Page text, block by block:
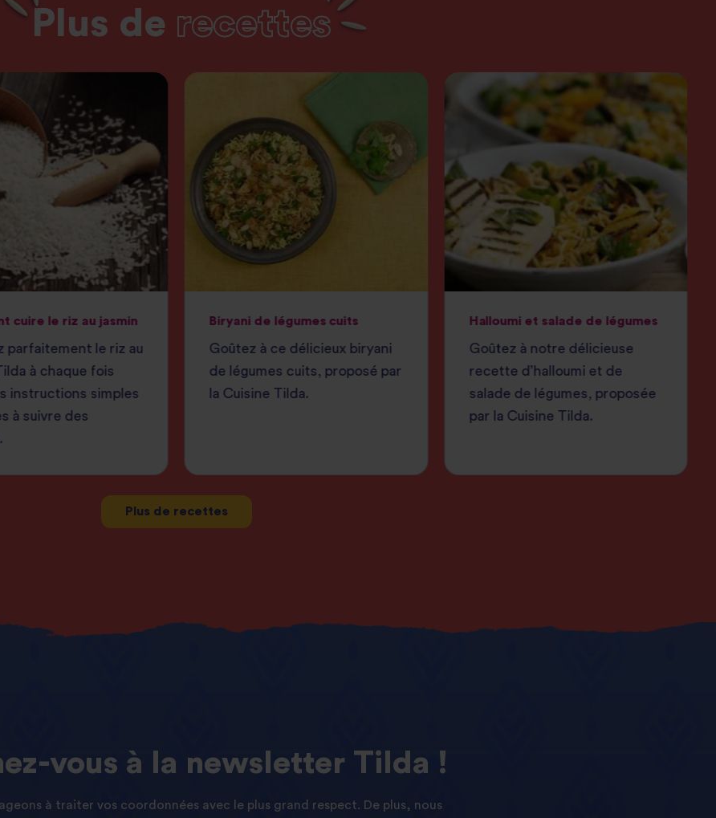
Plus de recettes
cuire le riz au jasmin
parfaitement le riz au
à chaque fois
instructions simples
à suivre des
Biryani de légumes cuits
Goûtez à ce délicieux biryani
de légumes cuits, proposé par
la Cuisine Tilda.
Halloumi et salade de légumes
Goûtez à notre délicieuse
recette d’halloumi et de
salade de légumes, proposée
par la Cuisine Tilda.
Plus de recettes
vous à la newsletter Tilda !
à traiter vos coordonnées avec le plus grand respect. De plus, nous